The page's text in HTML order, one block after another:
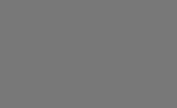
mit signierter
die Möglichkeit,